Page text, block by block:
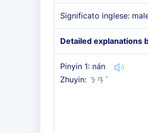
Significato inglese:
Detailed explanations
Pinyin 1: nán
Zhuyin: ㄋㄢˊ